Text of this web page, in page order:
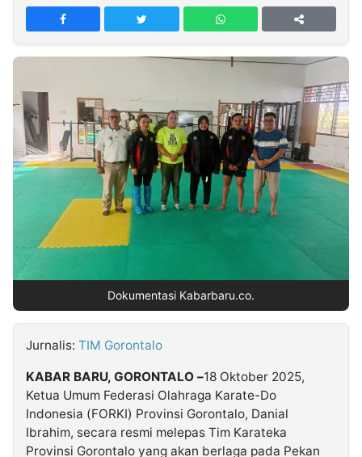
PT
TREETAN
INDONESIA
Partner
Insight
NTB
Suara
Time
Lens
IDN
Daily
Jogja
Jalan
Rakyat
Idealita
News
Kita
Notice
Radar
Baru
Seedbacklink
Kabarbaru
Kabarbaru.co
Dokumentasi Kabarbaru.co.
Jurnalis: TIM Gorontalo
KABAR BARU, GORONTALO –18 Oktober 2025,
Ketua Umum Federasi Olahraga Karate-Do
Indonesia (FORKI) Provinsi Gorontalo, Danial
Ibrahim, secara resmi melepas Tim Karateka
Provinsi Gorontalo yang akan berlaga pada Pekan